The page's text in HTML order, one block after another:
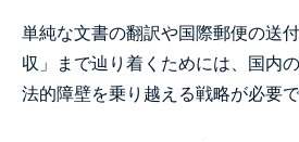
単純な文書の翻訳や国際郵便の送
収」まで辿り着くためには、国内
法的障壁を乗り越える戦略が必要で